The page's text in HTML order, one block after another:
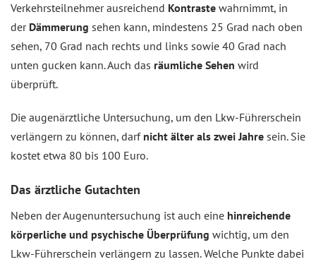
Verkehrsteilnehmer ausreichend Kontraste wahrnimmt, in
der Dämmerung sehen kann, mindestens 25 Grad nach oben
sehen, 70 Grad nach rechts und links sowie 40 Grad nach
unten gucken kann. Auch das räumliche Sehen wird
überprüft.
Die augenärztliche Untersuchung, um den Lkw-Führerschein
verlängern zu können, darf nicht älter als zwei Jahre sein. Sie
kostet etwa 80 bis 100 Euro.
Das ärztliche Gutachten
Neben der Augenuntersuchung ist auch eine hinreichende
körperliche und psychische Überprüfung wichtig, um den
Lkw-Führerschein verlängern zu lassen. Welche Punkte dabei